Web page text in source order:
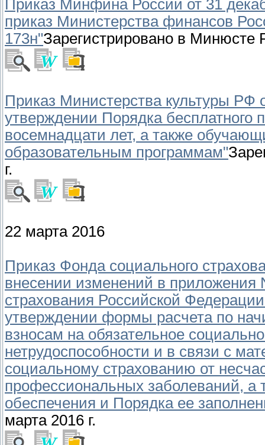
Приказ Минфина России от 31
приказ Министерства финансов
173н"Зарегистрировано в Минюсте
Приказ Министерства культуры РФ
утверждении Порядка
восемнадцати лет, а также
образовательным программам"
г.
22 марта 2016
Приказ Фонда социального
внесении изменений в приложения
страхования Российской
утверждении формы расчета по
взносам на обязательное
нетрудоспособности и в связи с
социальному страхованию от
профессиональных заболеваний, а
обеспечения и Порядка ее
марта 2016 г.